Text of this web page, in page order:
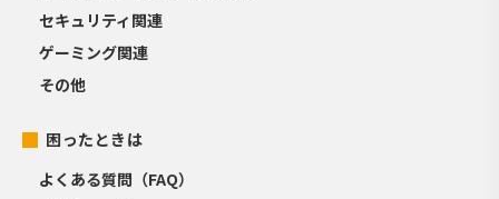
セキュリティ関連
ゲーミング関連
その他
困ったときは
よくある質問（FAQ）